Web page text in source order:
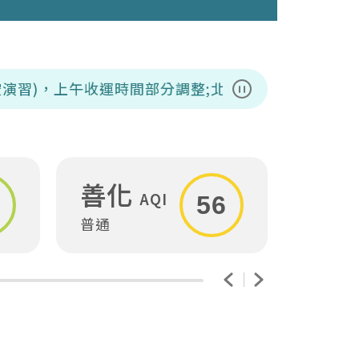
暫停播放
間部分調整;北區、東區、南區、下營、中西、仁
善化 AQI
普通
56